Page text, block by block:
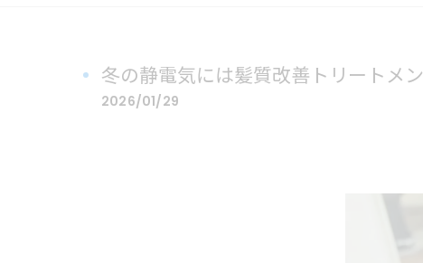
冬の静電気には髪質改善トリートメン
2026/01/29